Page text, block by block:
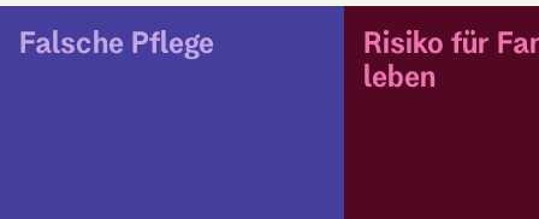
Falsche Pflege
Risiko für
leben